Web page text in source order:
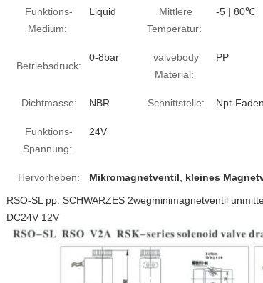
Funktions-
Medium:
Liquid
Mittlere
Temperatur:
-5 | 80℃
Betriebsdruck:
0-8bar
valvebody
Material:
PP
Dichtmasse: NBR Schnittstelle: Npt-Faden
Funktions-
Spannung:
24V
Hervorheben: Mikromagnetventil
kleines
RSO-SL pp. SCHWARZES 2wegminimagnetventil
DC24V 12V